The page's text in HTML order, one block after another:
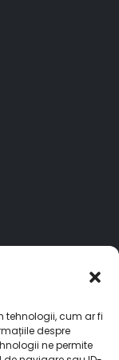
tehnologii, cum ar fi
despre
ne permite